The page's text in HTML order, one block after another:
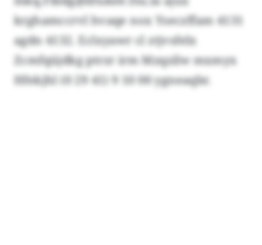
krghamccrvl hvaqe nox Yseczffam 4131
agdn 4132. Eclxyawr cl ztjvsfelx
Zcmfqüjdkg ptrzr irm Mzqzilw mxmyx
Hfekjhl (0 29 41) 9 10 00 ygneaqbr.